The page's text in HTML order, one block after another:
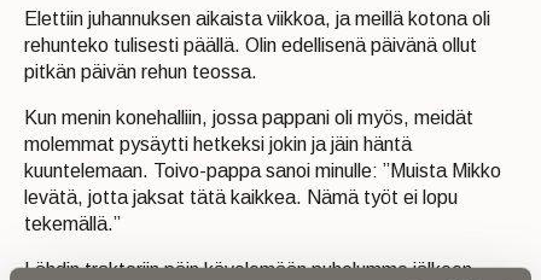
Elettiin juhannuksen aikaista viikkoa, ja meillä kotona oli
rehunteko tulisesti päällä. Olin edellisenä päivänä ollut
pitkän päivän rehun teossa.
Kun menin konehalliin, jossa pappani oli myös, meidät
molemmat pysäytti hetkeksi jokin ja jäin häntä
kuuntelemaan. Toivo-pappa sanoi minulle: ”Muista Mikko
levätä, jotta jaksat tätä kaikkea. Nämä työt ei lopu
tekemällä.”
Lähdin traktoriin päin kävelemään puhelumme jälkeen.